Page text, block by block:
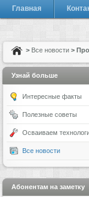
Главная
> Все новости >
Узнай больше
Интересные факты
Полезные советы
Осваиваем
Все новости
Абонентам на заметку